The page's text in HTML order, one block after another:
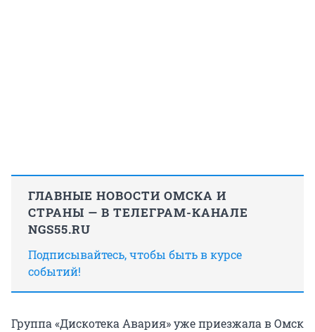
ГЛАВНЫЕ НОВОСТИ ОМСКА И
СТРАНЫ — В ТЕЛЕГРАМ-КАНАЛЕ
NGS55.RU
Подписывайтесь, чтобы быть в курсе
событий!
Группа «Дискотека Авария» уже приезжала в Омск